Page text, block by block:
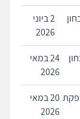
2 ביוני
2026
24 במאי
2026
20 במאי
2026